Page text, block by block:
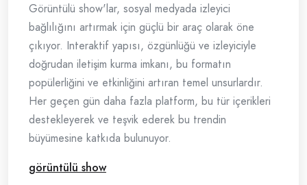
Görüntülü show'lar, sosyal medyada izleyici
bağlılığını artırmak için güçlü bir araç olarak öne
çıkıyor. Interaktif yapısı, özgünlüğü ve izleyiciyle
doğrudan iletişim kurma imkanı, bu formatın
popülerliğini ve etkinliğini artıran temel unsurlardır.
Her geçen gün daha fazla platform, bu tür içerikleri
destekleyerek ve teşvik ederek bu trendin
büyümesine katkıda bulunuyor.
görüntülü show